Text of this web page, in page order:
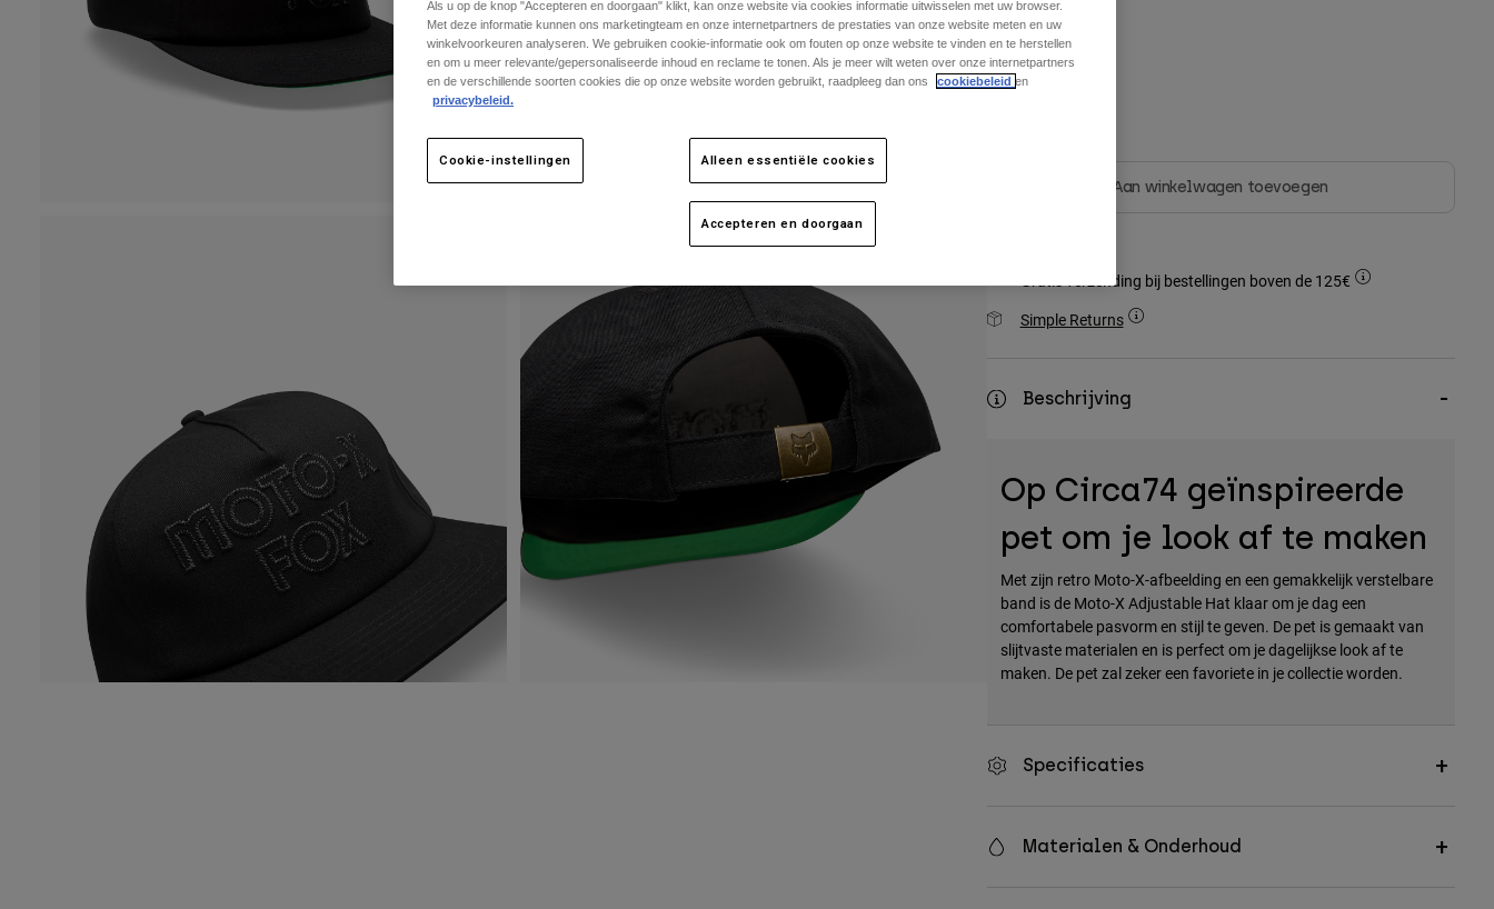
Aan winkelwagen toevoegen
Gratis verzending bij bestellingen boven de 125€
Simple Returns
Beschrijving
Op Circa74 geïnspireerde
pet om je look af te maken
Met zijn retro Moto-X-afbeelding en een gemakkelijk verstelbare
band is de Moto-X Adjustable Hat klaar om je dag een
comfortabele pasvorm en stijl te geven. De pet is gemaakt van
slijtvaste materialen en is perfect om je dagelijkse look af te
maken. De pet zal zeker een favoriete in je collectie worden.
Specificaties
Materialen & Onderhoud
Als u op de knop "Accepteren en doorgaan" klikt, kan onze website via cookies informatie uitwisselen met uw browser.
Met deze informatie kunnen ons marketingteam en onze internetpartners de prestaties van onze website meten en uw
winkelvoorkeuren analyseren. We gebruiken cookie-informatie ook om fouten op onze website te vinden en te herstellen
en om u meer relevante/gepersonaliseerde inhoud en reclame te tonen. Als je meer wilt weten over onze internetpartners
en de verschillende soorten cookies die op onze website worden gebruikt, raadpleeg dan ons
cookiebeleid en
privacybeleid.
Cookie-instellingen Alleen essentiële cookies
Accepteren en doorgaan